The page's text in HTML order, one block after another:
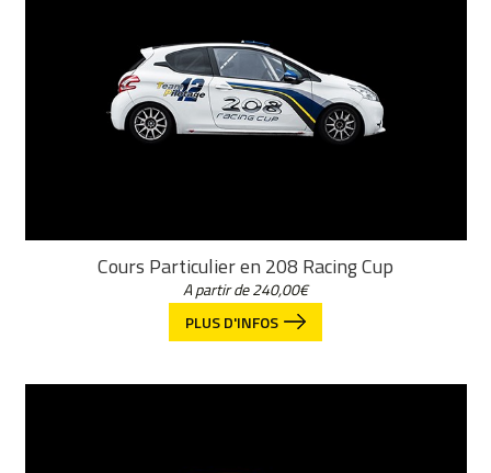
Cours Particulier en 208 Racing Cup
A partir de240,00€
PLUS D'INFOS